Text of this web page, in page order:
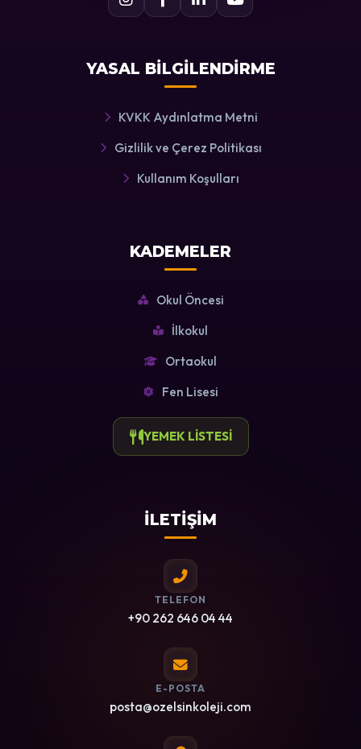
YASAL BİLGİLENDİRME
KVKK Aydınlatma Metni
Gizlilik ve Çerez Politikası
Kullanım Koşulları
KADEMELER
Okul Öncesi
İlkokul
Ortaokul
Fen Lisesi
YEMEK LİSTESİ
İLETİŞİM
TELEFON
+90 262 646 04 44
E-POSTA
posta@ozelsinkoleji.com